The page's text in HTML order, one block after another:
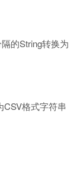
的String转换为
CSV格式字符串